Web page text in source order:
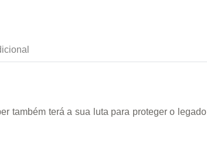
também terá a sua luta para proteger o